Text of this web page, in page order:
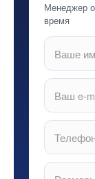
Менеджер
время